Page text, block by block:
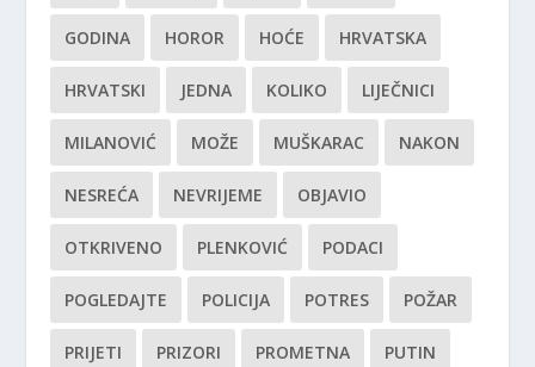
GODINA HOROR HOĆE HRVATSKA
HRVATSKI JEDNA KOLIKO LIJEČNICI
MILANOVIĆ MOŽE MUŠKARAC NAKON
NESREĆA NEVRIJEME OBJAVIO
OTKRIVENO PLENKOVIĆ PODACI
POGLEDAJTE POLICIJA POTRES POŽAR
PRIJETI PRIZORI PROMETNA PUTIN